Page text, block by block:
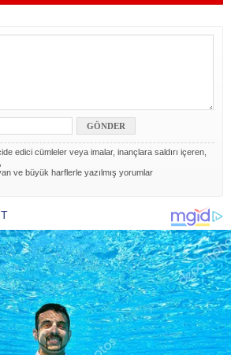
edici cümleler veya imalar, inançlara saldırı içeren,
ve büyük harflerle yazılmış yorumlar